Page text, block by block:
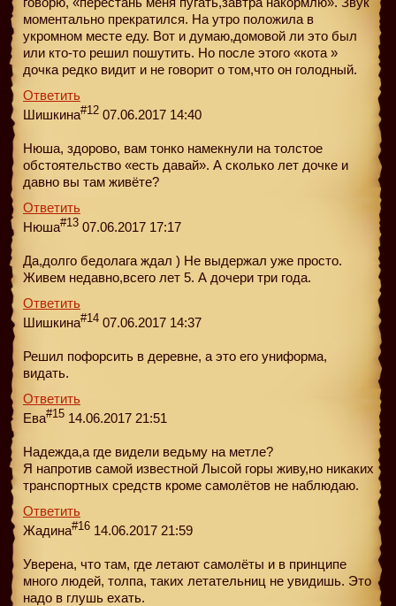
моментально прекратился. На утро положила в
укромном месте еду. Вот и думаю,домовой ли это был
или кто-то решил пошутить. Но после этого «кота »
дочка редко видит и не говорит о том,что он голодный.
Ответить
Шишкина#12 07.06.2017 14:40
Нюша, здорово, вам тонко намекнули на толстое
обстоятельство «есть давай». А сколько лет дочке и
давно вы там живёте?
Ответить
Нюша#13 07.06.2017 17:17
Да,долго бедолага ждал ) Не выдержал уже просто.
Живем недавно,всего лет 5. А дочери три года.
Ответить
Шишкина#14 07.06.2017 14:37
Решил пофорсить в деревне, а это его униформа,
видать.
Ответить
Ева#15 14.06.2017 21:51
Надежда,а где видели ведьму на метле?
Я напротив самой известной Лысой горы живу,но никаких
транспортных средств кроме самолётов не наблюдаю.
Ответить
Жадина#16 14.06.2017 21:59
Уверена, что там, где летают самолёты и в принципе
много людей, толпа, таких летательниц не увидишь. Это
надо в глушь ехать.